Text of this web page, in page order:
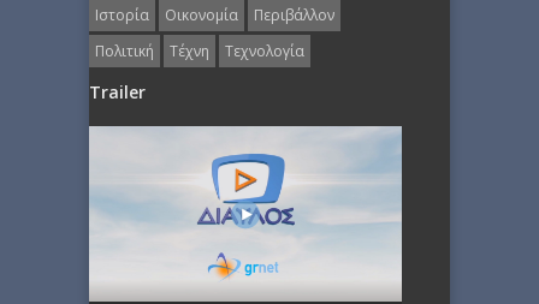
Ιστορία
Οικονομία
Περιβάλλον
Πολιτική
Τέχνη Τεχνολογία
Trailer